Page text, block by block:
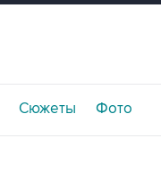
Сюжеты Фото